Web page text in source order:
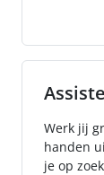
Werk jij
handen
je op